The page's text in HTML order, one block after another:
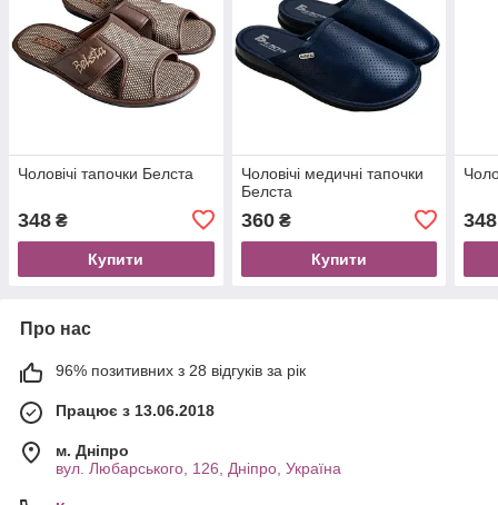
Чоловічі тапочки Белста
348 ₴
Купити
Чоловічі медичнi тапочки
Белста
360₴
Купити
348
Про нас
96% позитивних з 28 відгуків за рік
Працює з 13.06.2018
м. Дніпро
вул. Любарського, 126, Дніпро, Україна